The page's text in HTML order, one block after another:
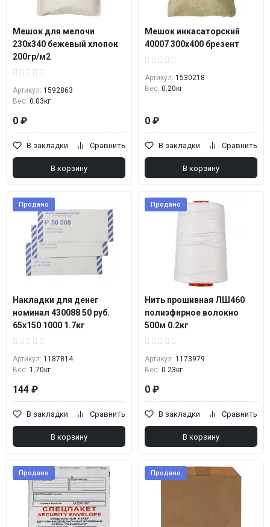
Мешок для мелочи
230х340 бежевый хлопок
200гр/м2
Артикул: 1592863
Вес: 0.03кг
0 ₽
В закладки Сравнить
В корзину
Мешок инкасаторский
40007 300х400 брезент
Артикул: 1530218
Вес: 0.20кг
0 ₽
В закладки Сравнить
В корзину
Продано
Накладки для денег
номинал 430088 50 руб.
65х150 1000 1.7кг
Артикул: 1187814
Вес: 1.70кг
144 ₽
В закладки Сравнить
В корзину
Продано
Нить прошивная ЛШ460
полиэфирное волокно
500м 0.2кг
Артикул: 1173979
Вес: 0.23кг
0 ₽
В закладки Сравнить
В корзину
Продано Продано